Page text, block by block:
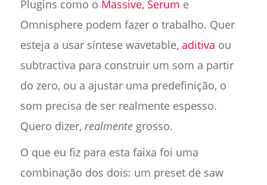
Plugins como o Massive, Serum e
Omnisphere podem fazer o trabalho. Quer
esteja a usar síntese wavetable, aditiva ou
subtractiva para construir um som a partir
do zero, ou a ajustar uma predefinição, o
som precisa de ser realmente espesso.
Quero dizer, realmentegrosso.
O que eu fiz para esta faixa foi uma
combinação dos dois: um preset de saw